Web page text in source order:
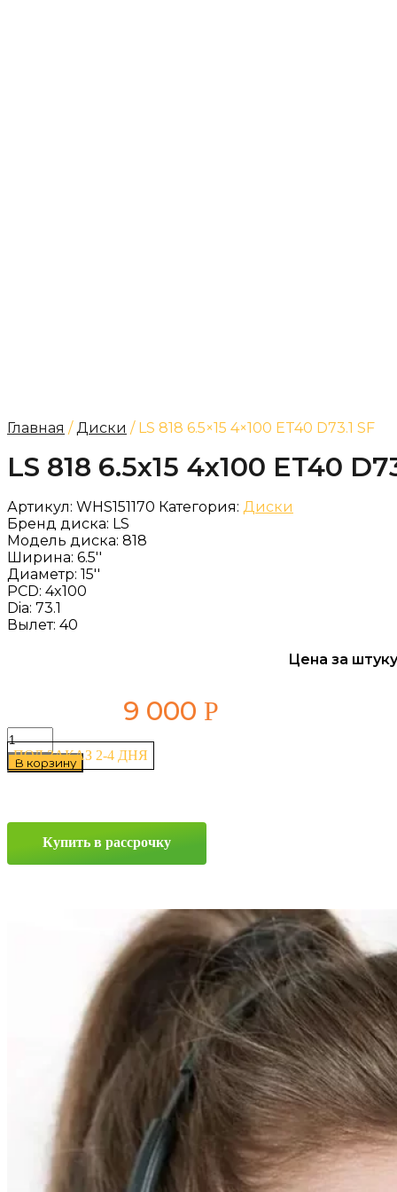
Главная /Диски / LS 818 6.5×15 4×100 ET40 D73.1 SF
LS 818 6.5x15 4x100 ET40
Артикул: WHS151170 Категория: Диски
Бренд диска: LS
Модель диска: 818
Ширина: 6.5''
Диаметр: 15''
PCD: 4x100
Dia: 73.1
Вылет: 40
Цена за
9 000 Р
ПОД ЗАКАЗ 2-4 ДНЯ
Количество
товара
LS
ET40
SF
В корзину
Купить в рассрочку